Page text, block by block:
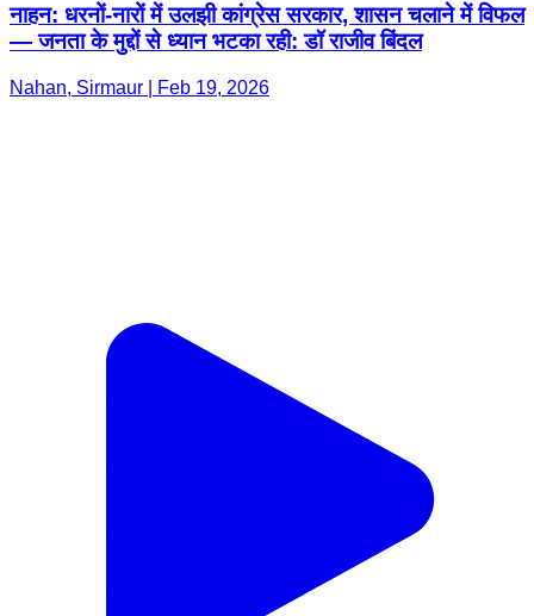
नाहन: धरनों-नारों में उलझी कांग्रेस सरकार, शासन चलाने में विफल
— जनता के मुद्दों से ध्यान भटका रही: डॉ राजीव बिंदल
Nahan, Sirmaur | Feb 19, 2026